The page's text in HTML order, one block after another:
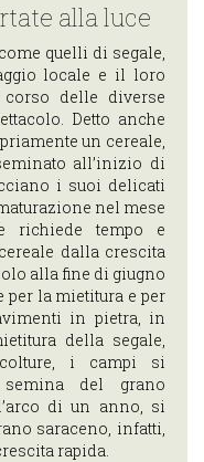
alla luce
quelli di segale,
locale e il loro
delle diverse
Detto anche
un cereale,
all’inizio di
i suoi delicati
nel mese
richiede tempo e
dalla crescita
alla fine di giugno
per la mietitura e per
in pietra, in
della segale,
i campi si
del grano
di un anno, si
saraceno, infatti,
rapida.